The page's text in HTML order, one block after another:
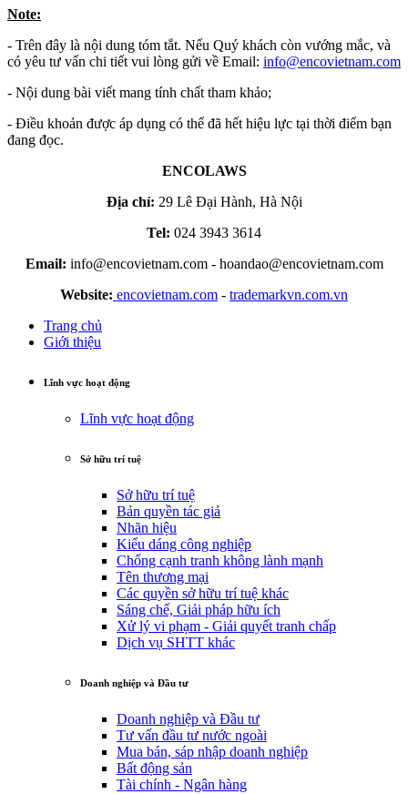
Note:
- Trên đây là nội dung tóm tắt. Nếu Quý khách còn vướng mắc, và
có yêu tư vấn chi tiết vui lòng gửi về Email: info​@​encovietnam.com
- Nội dung bài viết mang tính chất tham khảo;
- Điều khoản được áp dụng có thể đã hết hiệu lực tại thời điểm bạn
đang đọc.
ENCOLAWS
Địa chỉ: 29 Lê Đại Hành, Hà Nội
Tel: 024 3943 3614
Email: info@encovietnam.com- hoandao@encovietnam.com
Website: encovietnam.com - trademarkvn.com.vn
Trang chủ
Giới thiệu
Lĩnh vực hoạt động
Lĩnh vực hoạt động
Sở hữu trí tuệ
Sở hữu trí tuệ
Bản quyền tác giả
Nhãn hiệu
Kiểu dáng công nghiệp
Chống cạnh tranh không lành mạnh
Tên thương mại
Các quyền sở hữu trí tuệ khác
Sáng chế, Giải pháp hữu ích
Xử lý vi phạm - Giải quyết tranh chấp
Dịch vụ SHTT khác
Doanh nghiệp và Đầu tư
Doanh nghiệp và Đầu tư
Tư vấn đầu tư nước ngoài
Mua bán, sáp nhập doanh nghiệp
Bất động sản
Tài chính - Ngân hàng